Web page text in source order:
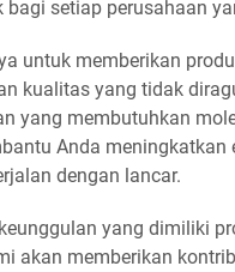
bagi setiap perusahaan
untuk memberikan
kualitas yang tidak
yang membutuhkan
Anda
dengan lancar.
yang dimiliki
akan memberikan